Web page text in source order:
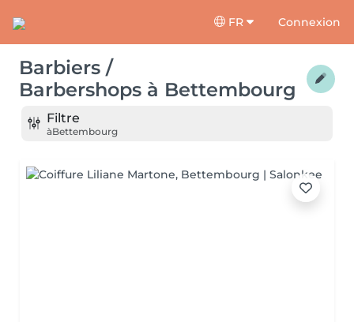
FR Connexion
Barbiers /
Barbershops à Bettembourg
Filtre
àBettembourg